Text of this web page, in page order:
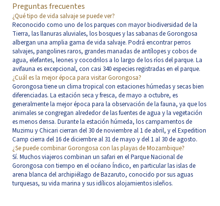
Preguntas frecuentes
¿Qué tipo de vida salvaje se puede ver?
Reconocido como uno de los parques con mayor biodiversidad de la
Tierra, las llanuras aluviales, los bosques y las sabanas de Gorongosa
albergan una amplia gama de vida salvaje. Podrá encontrar perros
salvajes, pangolines raros, grandes manadas de antílopes y cobos de
agua, elefantes, leones y cocodrilos a lo largo de los ríos del parque. La
avifauna es excepcional, con casi 340 especies registradas en el parque.
¿Cuál es la mejor época para visitar Gorongosa?
Gorongosa tiene un clima tropical con estaciones húmedas y secas bien
diferenciadas. La estación seca y fresca, de mayo a octubre, es
generalmente la mejor época para la observación de la fauna, ya que los
animales se congregan alrededor de las fuentes de agua y la vegetación
es menos densa. Durante la estación húmeda, los campamentos de
Muzimu y Chicari cierran del 30 de noviembre al 1 de abril, y el Expedition
Camp cierra del 16 de diciembre al 31 de mayo y del 1 al 30 de agosto.
¿Se puede combinar Gorongosa con las playas de Mozambique?
Sí. Muchos viajeros combinan un safari en el Parque Nacional de
Gorongosa con tiempo en el océano Índico, en particular las islas de
arena blanca del archipiélago de Bazaruto, conocido por sus aguas
turquesas, su vida marina y sus idílicos alojamientos isleños.